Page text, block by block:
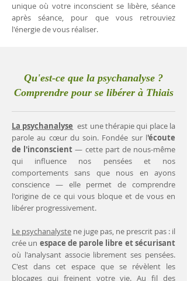
unique où votre inconscient se libère, séance
après séance, pour que vous retrouviez
l'énergie de vous réaliser.
Qu'est-ce que la psychanalyse ?
Comprendre pour se libérer à Thiais
La psychanalyse est une thérapie qui place la
parole au cœur du soin. Fondée sur l'écoute
de l'inconscient— cette part de nous-même
qui influence nos pensées et nos
comportements sans que nous en ayons
conscience — elle permet de comprendre
l'origine de ce qui vous bloque et de vous en
libérer progressivement.
Le psychanalyste ne juge pas, ne prescrit pas : il
crée un espace de parole libre et sécurisant
où l'analysant associe librement ses pensées.
C'est dans cet espace que se révèlent les
blocages qui freinent votre vie. Au fil des